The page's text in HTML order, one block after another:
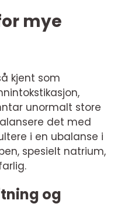
mye
kjent som
unormalt store
det med
i en ubalanse i
spesielt natrium,
og